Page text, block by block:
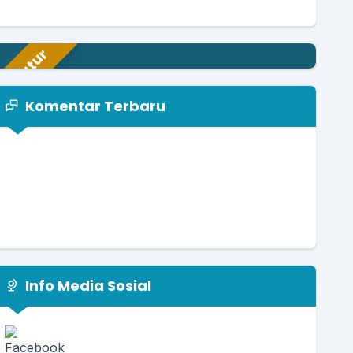
Komentar Terbaru
Info Media Sosial